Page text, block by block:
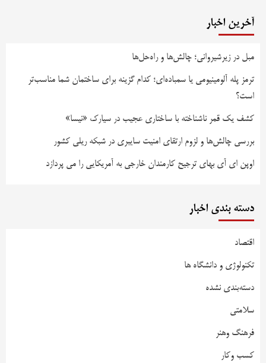
آخرین اخبار
مبل در زیرشیروانی؛ چالش‌ها و راه‌حل‌ها
ترمز پله آلومینیومی یا سمباده‌ای؛ کدام گزینه برای ساختمان شما مناسب‌تر
است؟
کشف یک قمر ناشناخته با ساختاری عجیب در سیارک «نیسا»
بررسی چالش‌ها و لزوم ارتقای امنیت سایبری در شبکه ریلی کشور
اوپن ای آی بهای ترجیح کارمندان خارجی به آمریکایی را می پردازد
دسته بندی اخبار
اقتصاد
تکنولوژی و دانشگاه ها
دسته‌بندی نشده
سلامتی
فرهنگ وهنر
کسب وکار